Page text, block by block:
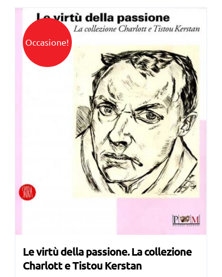
€28,00.
è:
€10,00.
Occasione!
Le virtù della passione. La collezione
Charlott e Tistou Kerstan